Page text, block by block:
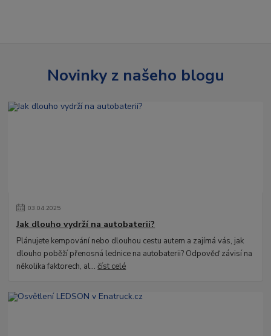
Novinky z našeho blogu
03.04.2025
Jak dlouho vydrží na autobaterii?
Plánujete kempování nebo dlouhou cestu autem a zajímá vás, jak
dlouho poběží přenosná lednice na autobaterii? Odpověď závisí na
několika faktorech, al...číst celé